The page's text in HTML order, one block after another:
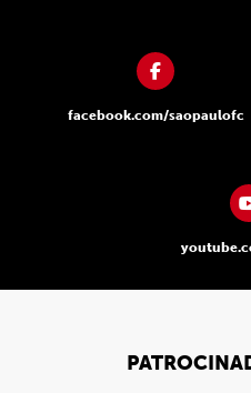
facebook.com/saopaulofc